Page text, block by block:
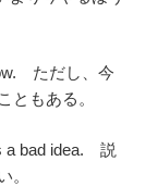
ただし、今
ともある。
a bad idea. 説
。